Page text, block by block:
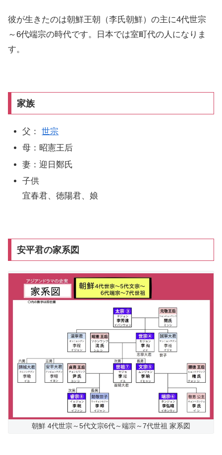
彼が生きたのは朝鮮王朝（李氏朝鮮）の主に4代世宗
～6代端宗の時代です。日本では室町代の人になりま
す。
家族
父：世宗
母：昭憲王后
妻：迎日鄭氏
子供
宜春君、徳陽君、娘
安平君の家系図
朝鮮 4代世宗～5代文宗6代～端宗～7代世祖 家系図